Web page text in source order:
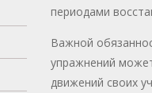
периодами
Важной
упражнений
движений своих